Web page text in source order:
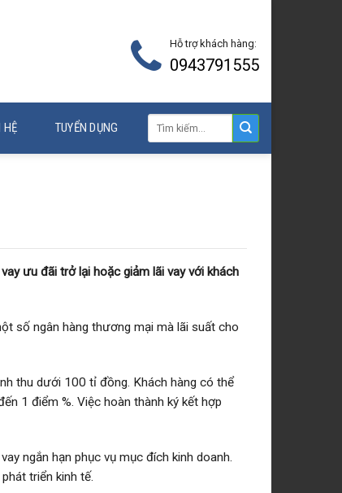
Hỗ trợ khách hàng:
0943791555
HỆ TUYỂN DỤNG
ưu đãi trở lại hoặc giảm lãi vay với khách
số ngân hàng thương mại mà lãi suất cho
thu dưới 100 tỉ đồng. Khách hàng có thể
1 điểm %. Việc hoàn thành ký kết hợp
ngắn hạn phục vụ mục đích kinh doanh.
triển kinh tế.